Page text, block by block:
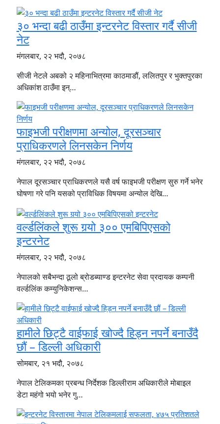
३० भन्दा बढी ठाउँमा इन्टरनेट विस्तार गर्दै सीजी
नेट
मंगलबार, २२ भदौ, २०७८
सीजी नेटले अबको २ महिनाभित्रमा काठमाडौं, ललितपुर र भुक्तपुरका
अधिकांश ठाउँमा इन्…
फाइभजी परीक्षणमा अन्योल, दूरसञ्चार
प्राधिकरणले लिनसकेन निर्णय
मंगलबार, २२ भदौ, २०७८
नेपाल दूरसञ्चार प्राधिकरणले यसै वर्ष फाइभजी परीक्षण सुरु गर्ने भनेर
घोषणा गरे पनि यसको प्राविधिक विषयमा अन्योल देखि…
वर्ल्डलिंकले शुरू गर्‍यो ३०० एमबिपिएसको
इन्टरनेट
मंगलबार, २२ भदौ, २०७८
नेपालको सबैभन्दा ठूलो ब्रोडब्याण्ड इन्टरनेट सेवा प्रदायक कम्पनी
वर्ल्डलिंक कम्युनिकेशन्स…
हामीले छिट्टै वाईफाई खोज्दै हिड्न नपर्ने बनाउँदै
छौं – डिल्ली अधिकारी
सोमबार, २१ भदौ, २०७८
नेपाल टेलिकमका प्रबन्ध निर्देशक डिल्लीराम अधिकारीले मोबाइल
डेटा महंगो भयो भनेर गु…